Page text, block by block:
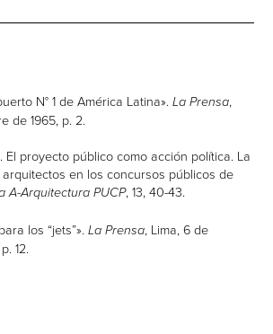
N° 1 de América Latina». La Prensa,
de 1965, p. 2.
El proyecto público como acción política. La
en los concursos públicos de
A-Arquitectura PUCP, 13, 40-43.
los “jets”».La Prensa, Lima, 6 de
12.